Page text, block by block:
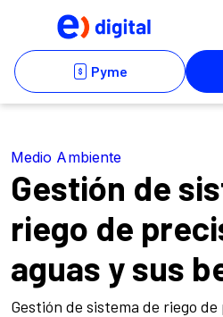
Medio Ambiente
Gestión de
riego de
aguas y sus
Gestión de sistema de riego